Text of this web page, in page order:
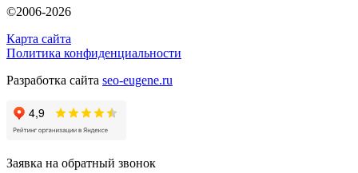
©2006-2026
Карта сайта
Политика конфиденциальности
Разработка сайта seo-eugene.ru
Заявка на обратный звонок